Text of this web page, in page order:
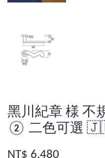
黑川紀章 様 不
② 二色可選
NT$ 6,480